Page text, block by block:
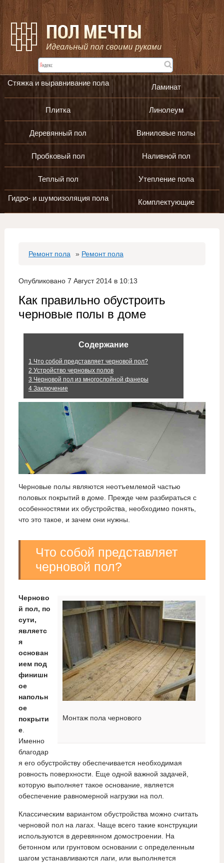
Стяжка и выравнивание пола Ламинат
Плитка Линолеум
Деревянный пол Виниловые полы
Пробковый пол Наливной пол
Теплый пол Утепление пола
Гидро- и шумоизоляция пола Комплектующие
Ремонт пола » Ремонт пола
Опубликовано 7 Август 2014 в 10:13
Как правильно обустроить
черновые полы в доме
Содержание
1 Что собой представляет черновой пол?
2 Устройство черновых полов
3 Черновой пол из многослойной фанеры
4Заключение
Черновые полы являются неотъемлемой частью
половых покрытий в доме. Прежде чем разбираться с
особенностями их обустройства, необходимо понять,
что это такое, и зачем они нужны.
Что собой представляет
черновой пол?
Монтаж пола чернового
Черново
й пол, по
сути,
являетс
я
основан
ием под
финишн
ое
напольн
ое
покрыти
е.
Именно
благодар
я его обустройству обеспечивается необходимая
ровность поверхности. Еще одной важной задачей,
которую выполняет такое основание, является
обеспечение равномерной нагрузки на пол.
Классическим вариантом обустройства можно считать
черновой пол на лагах. Чаще всего такие конструкции
используются в деревянном домостроении. На
бетонном или грунтовом основании с определенным
шагом устанавливаются лаги, или выполняется